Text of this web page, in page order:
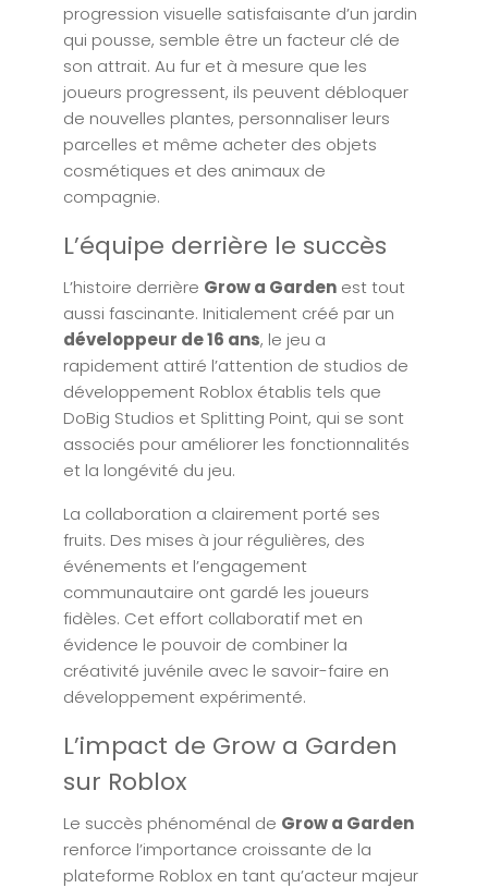
progression visuelle satisfaisante d’un jardin
qui pousse, semble être un facteur clé de
son attrait. Au fur et à mesure que les
joueurs progressent, ils peuvent débloquer
de nouvelles plantes, personnaliser leurs
parcelles et même acheter des objets
cosmétiques et des animaux de
compagnie.
L’équipe derrière le succès
L’histoire derrière Grow a Garden est tout
aussi fascinante. Initialement créé par un
développeur de 16 ans, le jeu a
rapidement attiré l’attention de studios de
développement Roblox établis tels que
DoBig Studios et Splitting Point, qui se sont
associés pour améliorer les fonctionnalités
et la longévité du jeu.
La collaboration a clairement porté ses
fruits. Des mises à jour régulières, des
événements et l’engagement
communautaire ont gardé les joueurs
fidèles. Cet effort collaboratif met en
évidence le pouvoir de combiner la
créativité juvénile avec le savoir-faire en
développement expérimenté.
L’impact de Grow a Garden
sur Roblox
Le succès phénoménal de Grow a Garden
renforce l’importance croissante de la
plateforme Roblox en tant qu’acteur majeur